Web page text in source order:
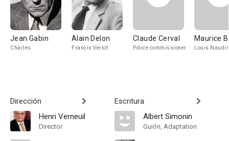
Jean Gabin
Charles
Alain Delon
Francis Verlot
Claude Cerval
Police commissioner
Maurice
Louis Naudin
Dirección
Henri Verneuil
Director
Escritura
Albert Simonin
Guión, Adaptation